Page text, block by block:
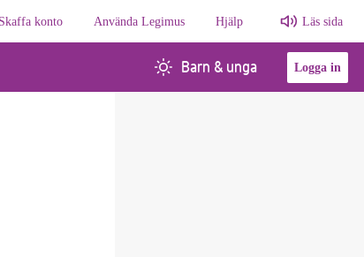
Skaffa konto Använda Legimus Hjälp Läs sida
Barn & unga Logga in